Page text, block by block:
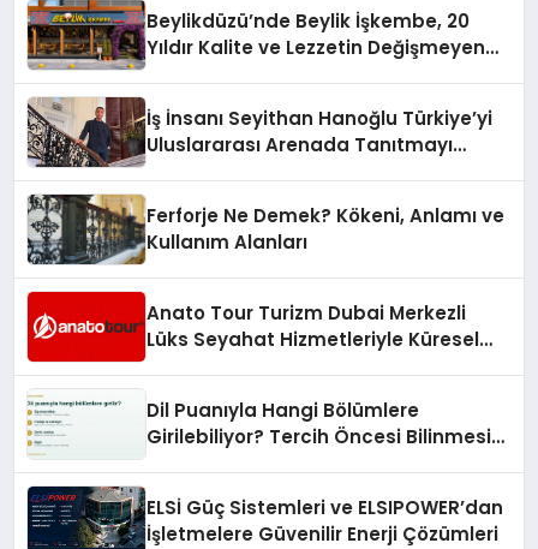
Hayata Geçirecek
Beylikdüzü’nde Beylik İşkembe, 20
Yıldır Kalite ve Lezzetin Değişmeyen
İş İnsanı Seyithan Hanoğlu Türkiye’yi
Uluslararası Arenada Tanıtmayı
Ferforje Ne Demek? Kökeni, Anlamı ve
Kullanım Alanları
Anato Tour Turizm Dubai Merkezli
Lüks Seyahat Hizmetleriyle Küresel
Dil Puanıyla Hangi Bölümlere
Girilebiliyor? Tercih Öncesi Bilinmesi
ELSİ Güç Sistemleri ve ELSIPOWER’dan
İşletmelere Güvenilir Enerji Çözümleri